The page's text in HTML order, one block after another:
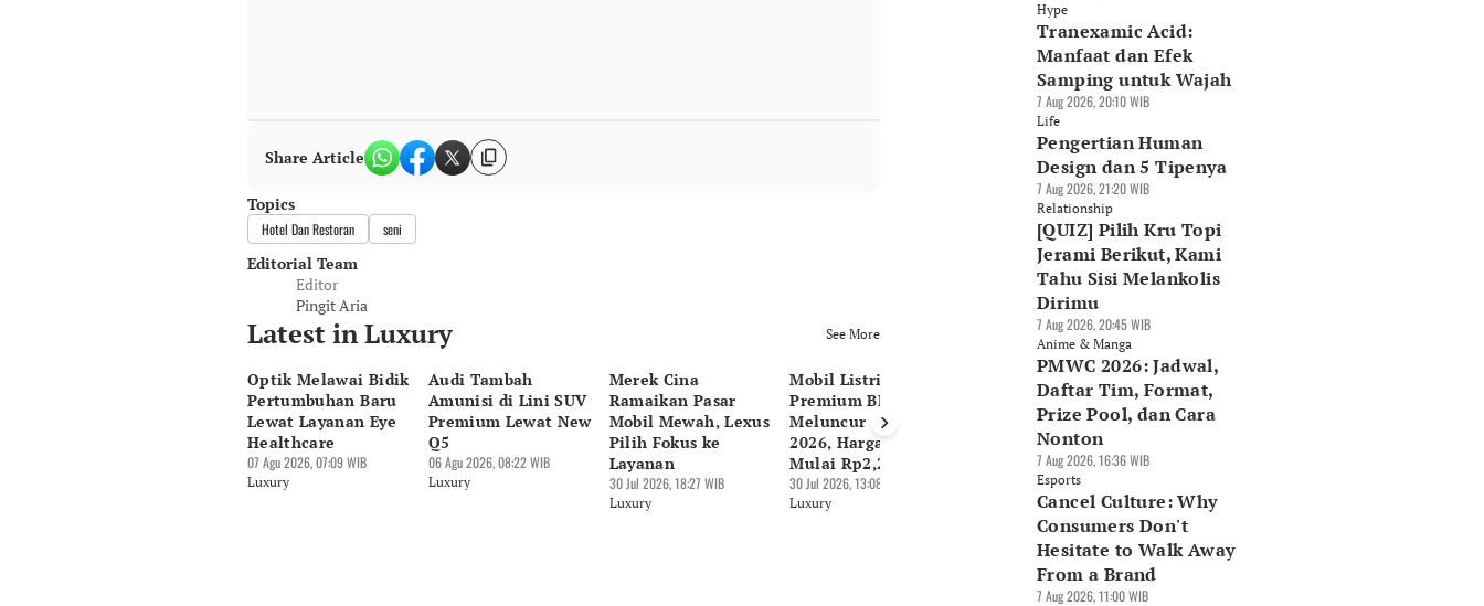
Share Article
Topics
Hotel Dan Restoran seni
Editorial Team
Editor
Pingit Aria
Latest in Luxury See More
Optik Melawai Bidik
Pertumbuhan Baru
Lewat Layanan Eye
Healthcare
07 Agu 2026, 07:09 WIB
Luxury
Audi Tambah
Amunisi di Lini SUV
Premium Lewat New
Q5
06 Agu 2026, 08:22 WIB
Luxury
Merek Cina
Ramaikan Pasar
Mobil Mewah, Lexus
Pilih Fokus ke
Layanan
30 Jul 2026, 18:27 WIB
Luxury
Mobil Listrik
Premium BMW iX3
Meluncur di GIIAS
2026, Harga Jual
Mulai Rp2,2 M
30 Jul 2026, 13:08 WIB
Luxury
Volvo Boyong SUV
Listrik Murni Mewah
EX90 ke GIIAS 2026
30 Jul 2026, 10:30 WIB
GIIAS 2026:
Mercedes-Benz
Indonesia Rilis Dua
30 Jul 2026, 08:32 WIB
Luxury
Hype
Tranexamic Acid:
Manfaat dan Efek
Samping untuk Wajah
7 Aug 2026, 20:10 WIB
Life
Pengertian Human
Design dan 5 Tipenya
7 Aug 2026, 21:20 WIB
Relationship
[QUIZ] Pilih Kru Topi
Jerami Berikut, Kami
Tahu Sisi Melankolis
Dirimu
7 Aug 2026, 20:45 WIB
Anime & Manga
PMWC 2026: Jadwal,
Daftar Tim, Format,
Prize Pool, dan Cara
Nonton
7 Aug 2026, 16:36 WIB
Esports
Cancel Culture: Why
Consumers Don't
Hesitate to Walk Away
From a Brand
7 Aug 2026, 11:00 WIB